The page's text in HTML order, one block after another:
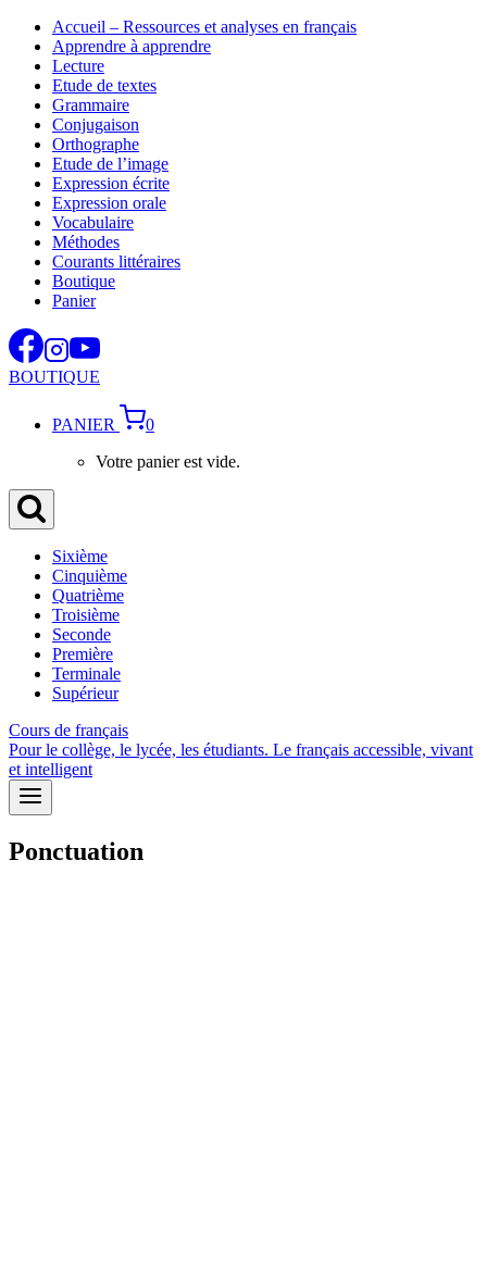
Aller
contenu
Accueil – Ressources et analyses en français
Apprendre à apprendre
Lecture
Etude de textes
Grammaire
Conjugaison
Orthographe
Etude de l’image
Expression écrite
Expression orale
Vocabulaire
Méthodes
Courants littéraires
Boutique
Panier
BOUTIQUE
PANIER
0
Votre panier est vide.
Sixième
Cinquième
Quatrième
Troisième
Seconde
Première
Terminale
Supérieur
Cours de français
Pour le collège, le lycée, les étudiants. Le français accessible, vivant
et intelligent
Ponctuation